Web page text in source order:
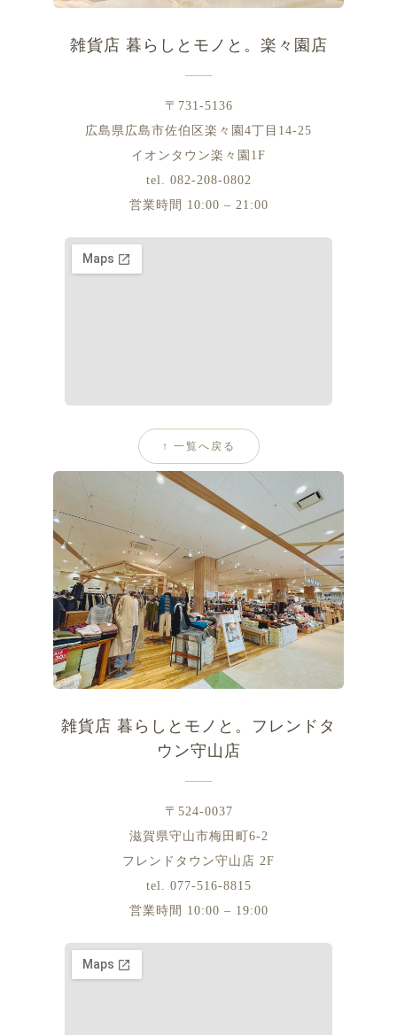
雑貨店 暮らしとモノと。楽々園店
〒731-5136
広島県広島市佐伯区楽々園4丁目14-25
イオンタウン楽々園1F
tel. 082-208-0802
営業時間 10:00 – 21:00
↑ 一覧へ戻る
SHIGA
雑貨店 暮らしとモノと。フレンドタ
ウン守山店
〒524-0037
滋賀県守山市梅田町6-2
フレンドタウン守山店 2F
tel. 077-516-8815
営業時間 10:00 – 19:00